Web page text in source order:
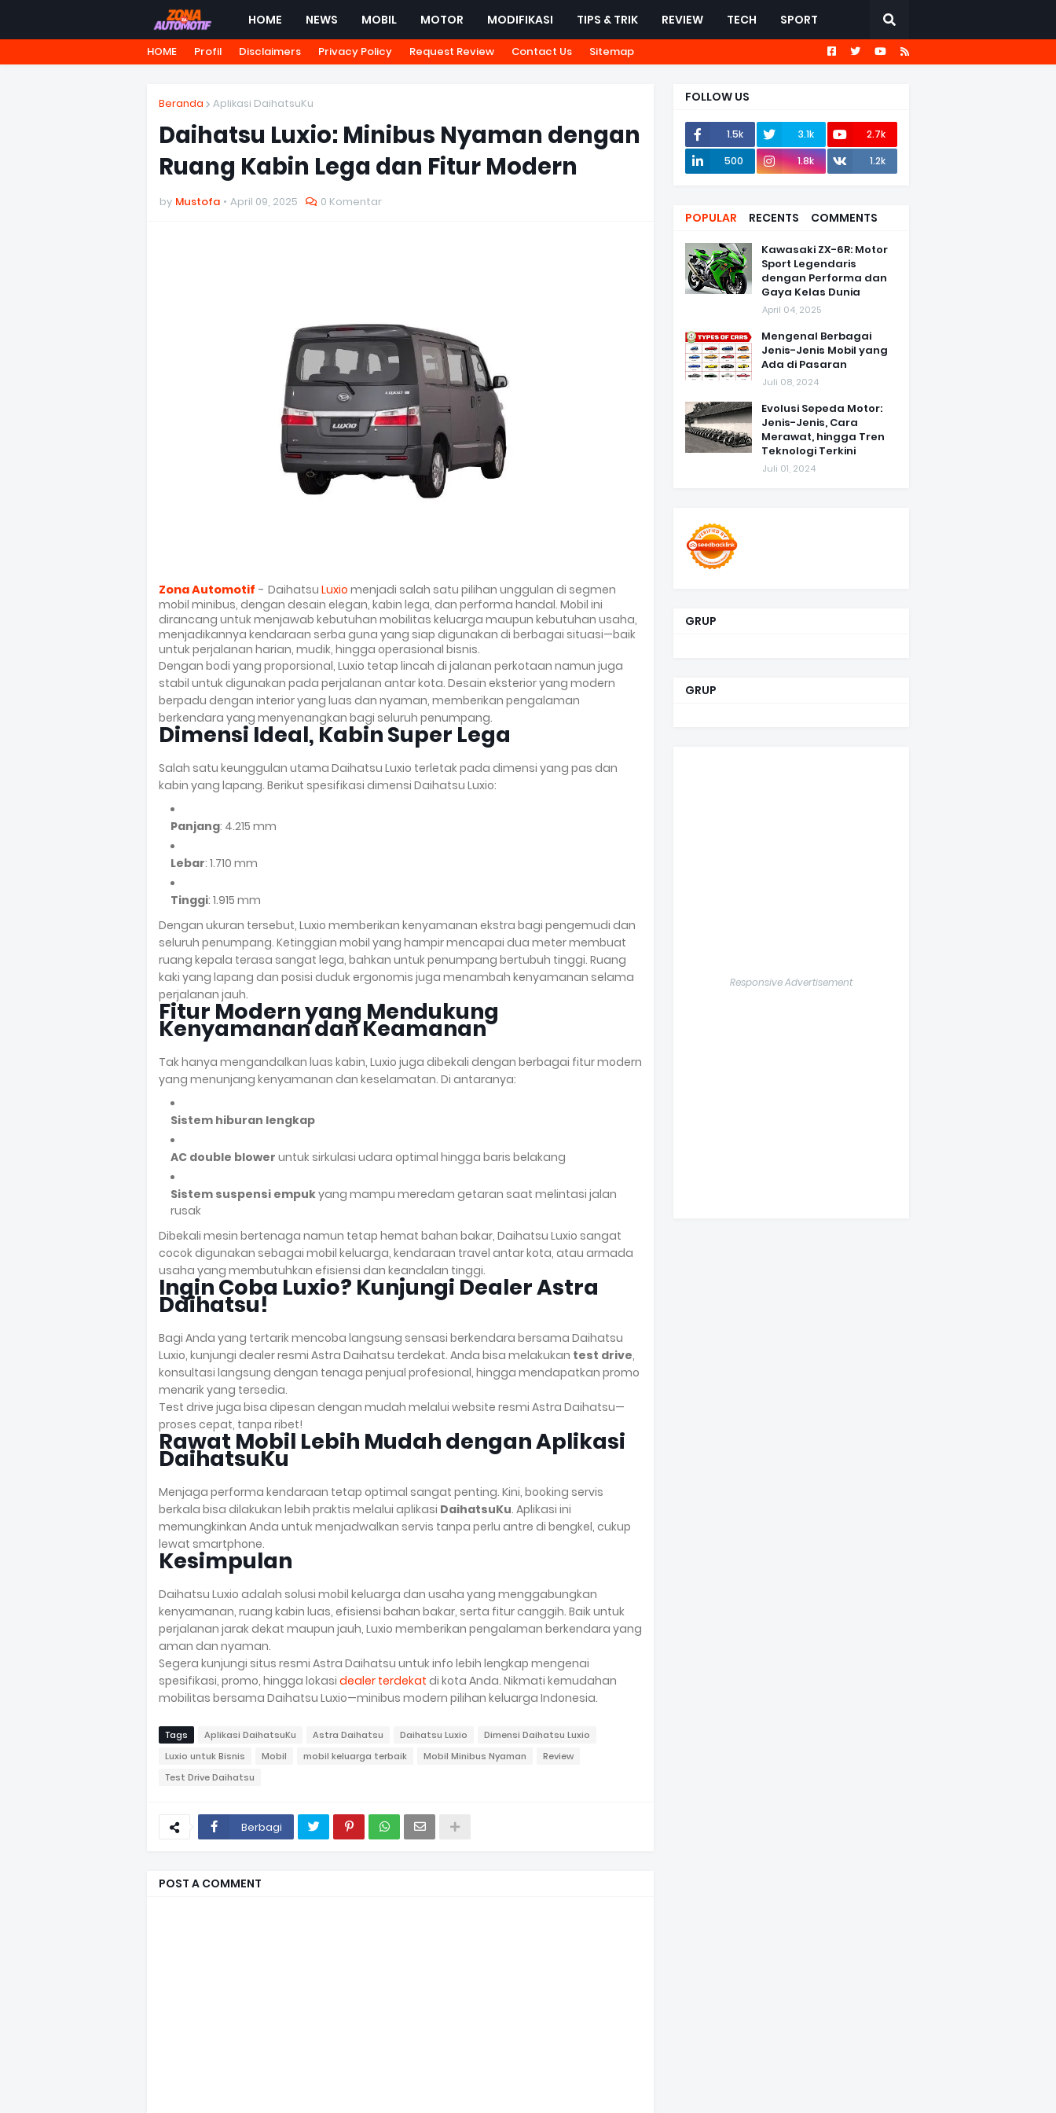
HOME NEWS MOBIL MOTOR MODIFIKASI TIPS & TRIK REVIEW TECH SPORT
HOME Profil Disclaimers Privacy Policy Request Review Contact Us Sitemap
Beranda Aplikasi DaihatsuKu
Daihatsu Luxio: Minibus Nyaman dengan
Ruang Kabin Lega dan Fitur Modern
by Mustofa April 09, 2025 0 Komentar
Zona Automotif - Daihatsu Luxio menjadi salah satu pilihan unggulan di segmen
mobil minibus, dengan desain elegan, kabin lega, dan performa handal. Mobil ini
dirancang untuk menjawab kebutuhan mobilitas keluarga maupun kebutuhan usaha,
menjadikannya kendaraan serba guna yang siap digunakan di berbagai situasi—baik
untuk perjalanan harian, mudik, hingga operasional bisnis.
Dengan bodi yang proporsional, Luxio tetap lincah di jalanan perkotaan namun juga
stabil untuk digunakan pada perjalanan antar kota. Desain eksterior yang modern
berpadu dengan interior yang luas dan nyaman, memberikan pengalaman
berkendara yang menyenangkan bagi seluruh penumpang.
Dimensi Ideal, Kabin Super Lega
Salah satu keunggulan utama Daihatsu Luxio terletak pada dimensi yang pas dan
kabin yang lapang. Berikut spesifikasi dimensi Daihatsu Luxio:
Panjang: 4.215 mm
Lebar: 1.710 mm
Tinggi: 1.915 mm
Dengan ukuran tersebut, Luxio memberikan kenyamanan ekstra bagi pengemudi dan
seluruh penumpang. Ketinggian mobil yang hampir mencapai dua meter membuat
ruang kepala terasa sangat lega, bahkan untuk penumpang bertubuh tinggi. Ruang
kaki yang lapang dan posisi duduk ergonomis juga menambah kenyamanan selama
perjalanan jauh.
Fitur Modern yang Mendukung
Kenyamanan dan Keamanan
Tak hanya mengandalkan luas kabin, Luxio juga dibekali dengan berbagai fitur modern
yang menunjang kenyamanan dan keselamatan. Di antaranya:
Sistem hiburan lengkap
AC double blower untuk sirkulasi udara optimal hingga baris belakang
Sistem suspensi empukyang mampu meredam getaran saat melintasi jalan
rusak
Dibekali mesin bertenaga namun tetap hemat bahan bakar, Daihatsu Luxio sangat
cocok digunakan sebagai mobil keluarga, kendaraan travel antar kota, atau armada
usaha yang membutuhkan efisiensi dan keandalan tinggi.
Ingin Coba Luxio? Kunjungi Dealer Astra
Daihatsu!
Bagi Anda yang tertarik mencoba langsung sensasi berkendara bersama Daihatsu
Luxio, kunjungi dealer resmi Astra Daihatsu terdekat. Anda bisa melakukan test drive,
konsultasi langsung dengan tenaga penjual profesional, hingga mendapatkan promo
menarik yang tersedia.
Test drive juga bisa dipesan dengan mudah melalui website resmi Astra Daihatsu—
proses cepat, tanpa ribet!
Rawat Mobil Lebih Mudah dengan Aplikasi
DaihatsuKu
Menjaga performa kendaraan tetap optimal sangat penting. Kini, booking servis
berkala bisa dilakukan lebih praktis melalui aplikasi DaihatsuKu. Aplikasi ini
memungkinkan Anda untuk menjadwalkan servis tanpa perlu antre di bengkel, cukup
lewat smartphone.
Kesimpulan
Daihatsu Luxio adalah solusi mobil keluarga dan usaha yang menggabungkan
kenyamanan, ruang kabin luas, efisiensi bahan bakar, serta fitur canggih. Baik untuk
perjalanan jarak dekat maupun jauh, Luxio memberikan pengalaman berkendara yang
aman dan nyaman.
Segera kunjungi situs resmi Astra Daihatsu untuk info lebih lengkap mengenai
spesifikasi, promo, hingga lokasi dealer terdekat di kota Anda. Nikmati kemudahan
mobilitas bersama Daihatsu Luxio—minibus modern pilihan keluarga Indonesia.
Tags Aplikasi DaihatsuKu Astra Daihatsu Daihatsu Luxio
Dimensi Daihatsu Luxio
Luxio untuk Bisnis
Mobil mobil keluarga terbaik Mobil Minibus Nyaman
Review
Test Drive Daihatsu
Berbagi
POST A COMMENT
FOLLOW US
1.5k 3.1k
2.7k
500
1.8k 1.2k
POPULAR RECENTS COMMENTS
Kawasaki ZX-6R: Motor
Sport Legendaris
dengan Performa dan
Gaya Kelas Dunia
April 04, 2025
Mengenal Berbagai
Jenis-Jenis Mobil yang
Ada di Pasaran
Juli 08, 2024
Evolusi Sepeda Motor:
Jenis-Jenis, Cara
Merawat, hingga Tren
Teknologi Terkini
Juli 01, 2024
GRUP
GRUP
Responsive Advertisement